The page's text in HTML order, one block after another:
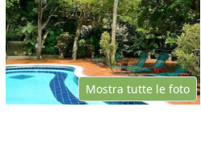
Mostra tutte le foto